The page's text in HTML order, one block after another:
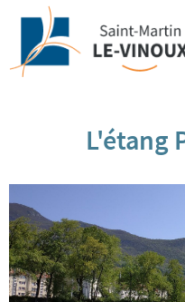
Aller au contenu
Aller à la recherche
L'étang